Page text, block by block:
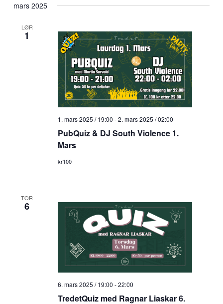
mars 2025
LØR
1
1. mars 2025 / 19:00 -2. mars 2025 / 02:00
PubQuiz & DJ South Violence 1.
Mars
kr100
TOR
6
6. mars 2025 / 19:00 -22:00
TredetQuiz med Ragnar Liaskar 6.